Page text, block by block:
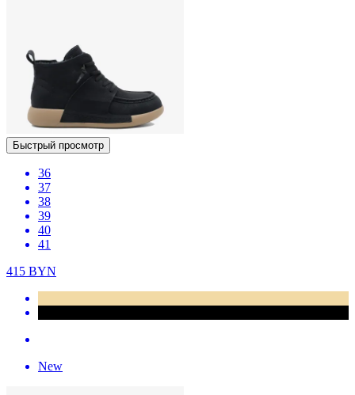
Быстрый просмотр
36
37
38
39
40
41
415 BYN
New